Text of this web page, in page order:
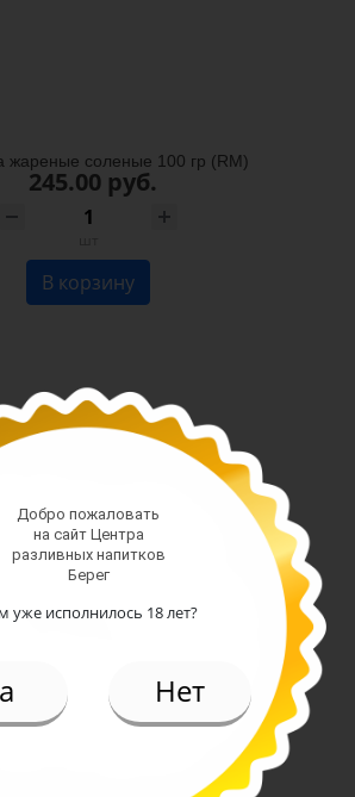
жареные соленые 100 гр (RM)
245.00 руб.
В корзину
Добро пожаловать
на сайт Центра
разливных напитков
Берег
уже исполнилось 18 лет?
Нет